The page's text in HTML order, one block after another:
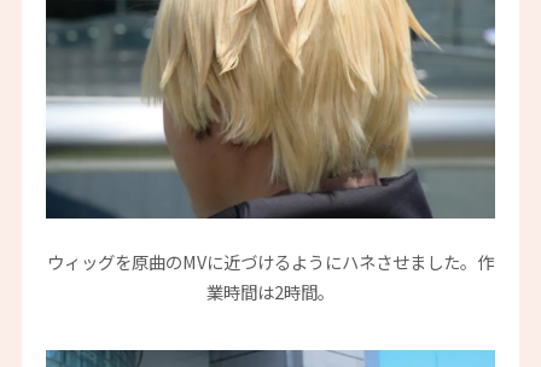
ウィッグを原曲のMVに近づけるようにハネさせました。作
業時間は2時間。